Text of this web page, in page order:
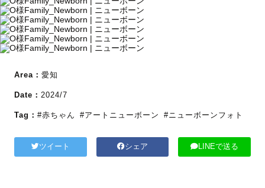
Area： 愛知
Date： 2024/7
Tag： #赤ちゃん #アートニューボーン #ニューボーンフォト
ツイート シェア LINEで送る